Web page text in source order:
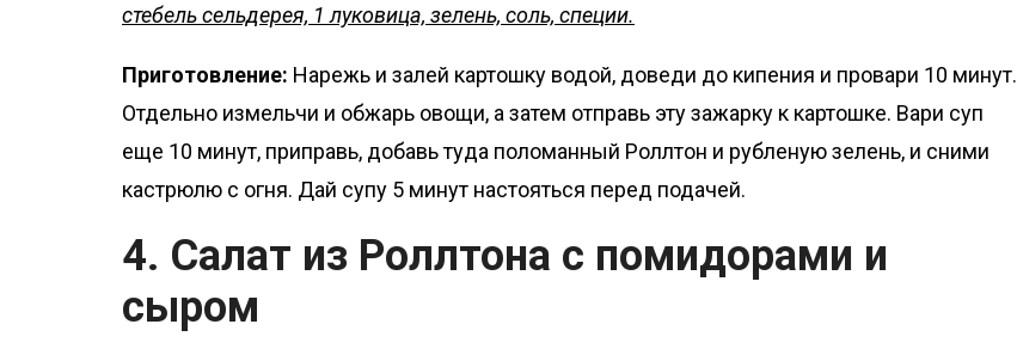
стебель сельдерея, 1 луковица, зелень, соль, специи.
Приготовление: Нарежь и залей картошку водой, доведи до кипения и провари 10 минут.
Отдельно измельчи и обжарь овощи, а затем отправь эту зажарку к картошке. Вари суп
еще 10 минут, приправь, добавь туда поломанный Роллтон и рубленую зелень, и сними
кастрюлю с огня. Дай супу 5 минут настояться перед подачей.
4. Салат из Роллтона с помидорами и
сыром